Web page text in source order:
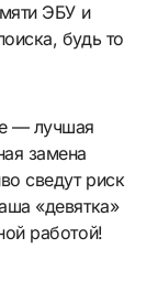
ЭБУ и
будь то
— лучшая
замена
сведут риск
«девятка»
работой!